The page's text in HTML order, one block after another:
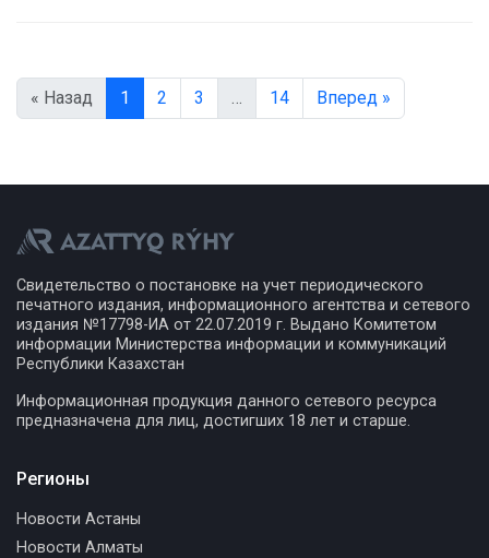
« Назад 1 2 3 14 Вперед »
Свидетельство о постановке на учет периодического
печатного издания, информационного агентства и сетевого
издания №17798-ИА от 22.07.2019 г. Выдано Комитетом
информации Министерства информации и коммуникаций
Республики Казахстан
Информационная продукция данного сетевого ресурса
предназначена для лиц, достигших 18 лет и старше.
Регионы
Новости Астаны
Новости Алматы